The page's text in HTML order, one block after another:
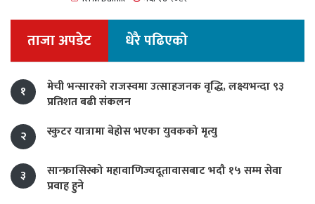
ताजा अपडेट धेरै पढिएको
१
मेची भन्सारको राजस्वमा उत्साहजनक वृद्धि, लक्ष्यभन्दा ९३
प्रतिशत बढी संकलन
२
स्कुटर यात्रामा बेहोस भएका युवकको मृत्यु
३
सान्फ्रासिस्को महावाणिज्यदूतावासबाट भदौ १५ सम्म सेवा
प्रवाह हुने